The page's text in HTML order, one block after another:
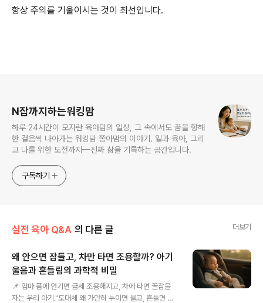
항상 주의를 기울이시는 것이 최선입니다.
N잡까지하는워킹맘
하루 24시간이 모자란 육아맘의 일상, 그 속에서도 꿈을 향해
한 걸음씩 나아가는 워킹맘 쫑아맘의 이야기. 일과 육아, 그리
고 나를 위한 도전까지—진짜 삶을 기록하는 공간입니다.
구독하기
실전 육아 Q&A 의 다른 글 더보기
왜 안으면 잠들고, 차만 타면 조용할까? 아기
울음과 흔들림의 과학적 비밀
📌 엄마 품에 안기면 금세 조용해지고, 차에 타면 꿀잠을
자는 우리 아기."도대체 왜 가만히 누이면 울고, 흔들면 잘